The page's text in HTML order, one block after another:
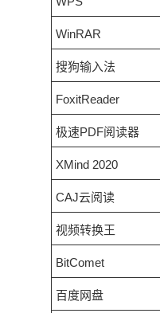
WinRAR
搜狗输入法
FoxitReader
极速PDF阅读器
XMind 2020
CAJ云阅读
视频转换王
BitComet
百度网盘